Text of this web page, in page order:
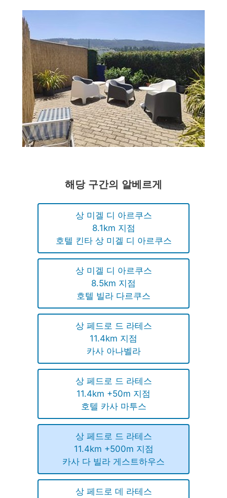
해당 구간의 알베르게
상 미겔 디 아르쿠스
8.1km 지점
호텔 킨타 상 미겔 디 아르쿠스
상 미겔 디 아르쿠스
8.5km 지점
호텔 빌라 다르쿠스
상 페드로 드 라테스
11.4km 지점
카사 아나벨라
상 페드로 드 라테스
11.4km +50m 지점
호텔 카사 마투스
상 페드로 드 라테스
11.4km +500m 지점
카사 다 빌라 게스트하우스
상 페드로 데 라테스